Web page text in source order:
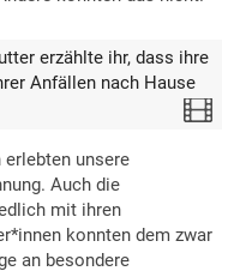
erzählte ihr, dass ihre
Anfällen nach Hause
unsere
Auch die
mit ihren
konnten dem zwar
an besondere